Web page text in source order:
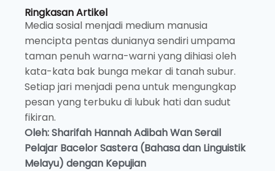
Ringkasan Artikel
Media sosial menjadi medium manusia
mencipta pentas dunianya sendiri umpama
taman penuh warna-warni yang dihiasi oleh
kata-kata bak bunga mekar di tanah subur.
Setiap jari menjadi pena untuk mengungkap
pesan yang terbuku di lubuk hati dan sudut
fikiran.
Oleh: Sharifah Hannah Adibah Wan Serail
Pelajar Bacelor Sastera (Bahasa dan Linguistik
Melayu) dengan Kepujian